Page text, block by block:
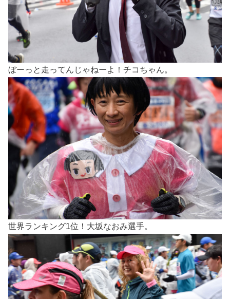
ぼーっと走ってんじゃねーよ！チコちゃん。
世界ランキング1位！大坂なおみ選手。